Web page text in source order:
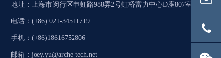
地址：上海市闵行区申虹路988弄2号虹桥富力中心D座807室
电话：(+86) 021-34511719
手机：(+86)18616752806
邮箱：joey.yu@arche-tech.net